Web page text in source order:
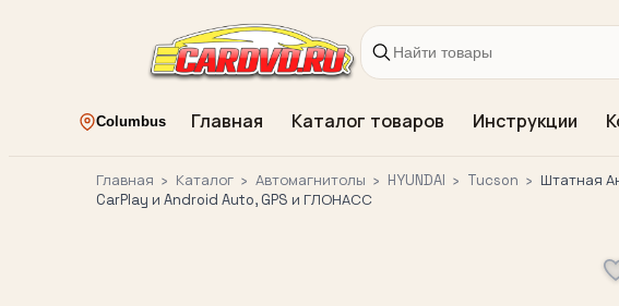
Columbus Главная Каталог товаров Инструкции
Главная › Каталог › Автомагнитолы › HYUNDAI › Tucson › Штатная
CarPlay и Android Auto, GPS и ГЛОНАСС